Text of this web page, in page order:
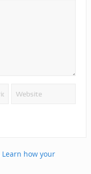
Learn how your